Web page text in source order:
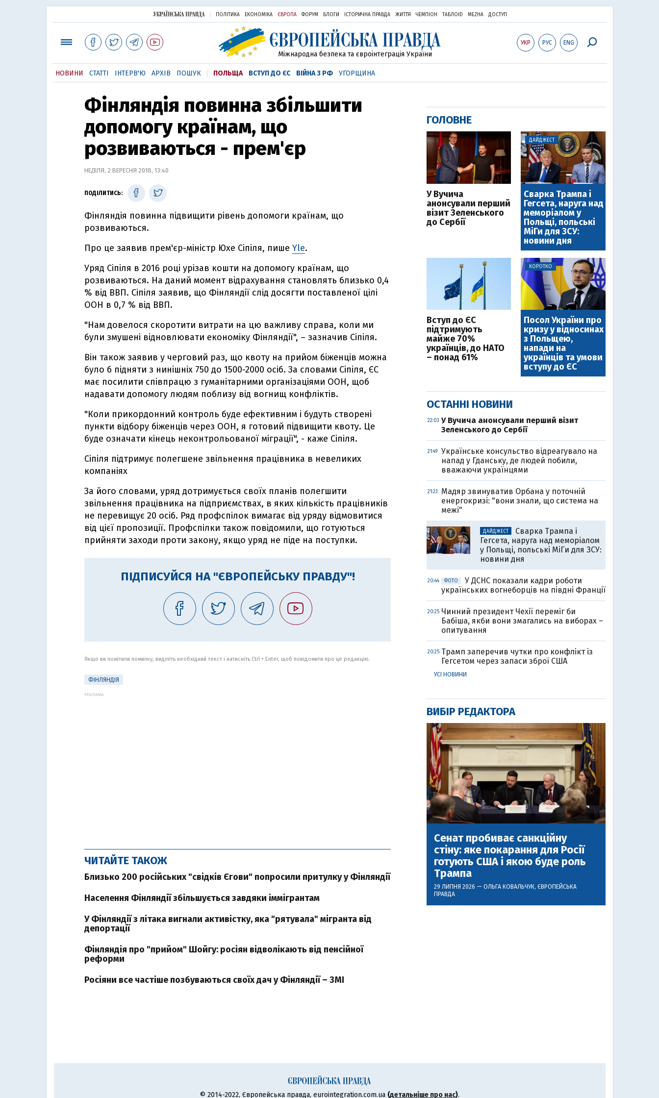
ПОЛІТИКА ЕКОНОМІКА ЄВРОПА ФОРУМ БЛОГИ ІСТОРИЧНА ПРАВДА ЖИТТЯ ЧЕМПІОН ТАБЛОID MEZHA ДОСТУП
УКР РУС ENG
Міжнародна безпека та євроінтеграція України
НОВИНИ СТАТТІ ІНТЕРВ'Ю АРХІВ ПОШУК ПОЛЬЩА ВСТУП ДО ЄС ВІЙНА З РФ УГОРЩИНА
Фінляндія повинна збільшити
допомогу країнам, що
розвиваються - прем'єр
НЕДІЛЯ, 2 ВЕРЕСНЯ 2018, 13:40
ПОДІЛИТИСЬ:
Фінляндія повинна підвищити рівень допомоги країнам, що
розвиваються.
Про це заявив прем'єр-міністр Юхе Сіпіля, пише Yle.
Уряд Сіпіля в 2016 році урізав кошти на допомогу країнам, що
розвиваються. На даний момент відрахування становлять близько 0,4
% від ВВП. Сіпіля заявив, що Фінляндії слід досягти поставленої цілі
ООН в 0,7 % від ВВП.
"Нам довелося скоротити витрати на цю важливу справа, коли ми
були змушені відновлювати економіку Фінляндії", – зазначив Сіпіля.
Він також заявив у черговий раз, що квоту на прийом біженців можна
було б підняти з нинішніх 750 до 1500-2000 осіб. За словами Сіпіля, ЄС
має посилити співпрацю з гуманітарними організаціями ООН, щоб
надавати допомогу людям поблизу від вогнищ конфліктів.
"Коли прикордонний контроль буде ефективним і будуть створені
пункти відбору біженців через ООН, я готовий підвищити квоту. Це
буде означати кінець неконтрольованої міграції", - каже Сіпіля.
Сіпіля підтримує полегшене звільнення працівника в невеликих
компаніях
За його словами, уряд дотримується своїх планів полегшити
звільнення працівника на підприємствах, в яких кількість працівників
не перевищує 20 осіб. Ряд профспілок вимагає від уряду відмовитися
від цієї пропозиції. Профспілки також повідомили, що готуються
прийняти заходи проти закону, якщо уряд не піде на поступки.
ПІДПИСУЙСЯ НА "ЄВРОПЕЙСЬКУ ПРАВДУ"!
Якщо ви помітили помилку, виділіть необхідний текст і натисніть Ctrl + Enter, щоб повідомити про це редакцію.
ФІНЛЯНДІЯ
РЕКЛАМА:
ЧИТАЙТЕ ТАКОЖ
Близько 200 російських "свідків Єгови" попросили притулку у Фінляндії
Населення Фінляндії збільшується завдяки іммігрантам
У Фінляндії з літака вигнали активістку, яка "рятувала" мігранта від
депортації
Фінляндія про "прийом" Шойгу: росіян відволікають від пенсійної
реформи
Росіяни все частіше позбуваються своїх дач у Фінляндії – ЗМІ
ГОЛОВНЕ
У Вучича
анонсували перший
візит Зеленського
до Сербії
ДАЙДЖЕСТ
Сварка Трампа і
Гегсета, наруга над
меморіалом у
Польщі, польські
МіГи для ЗСУ:
новини дня
Вступ до ЄС
підтримують
майже 70%
українців, до НАТО
– понад 61%
КОРОТКО
Посол України про
кризу у відносинах
з Польщею,
напади на
українців та умови
вступу до ЄС
ОСТАННІ НОВИНИ
22:03 У Вучича анонсували перший візит
Зеленського до Сербії
21:49
Українське консульство відреагувало на
напад у Гданську, де людей побили,
вважаючи українцями
21:23
Мадяр звинуватив Орбана у поточній
енергокризі: "вони знали, що система на
межі"
ДАЙДЖЕСТ
Сварка Трампа і
Гегсета, наруга над меморіалом
у Польщі, польські МіГи для ЗСУ:
новини дня
20:44 ФОТО
У ДСНС показали кадри роботи
українських вогнеборців на півдні Франції
20:25 Чинний президент Чехії переміг би
Бабіша, якби вони змагались на виборах –
опитування
20:25 Трамп заперечив чутки про конфлікт із
Гегсетом через запаси зброї США
УСІ НОВИНИ
ВИБІР РЕДАКТОРА
Сенат пробиває санкційну
стіну: яке покарання для Росії
готують США і якою буде роль
Трампа
29 ЛИПНЯ 2026 — ОЛЬГА КОВАЛЬЧУК, ЄВРОПЕЙСЬКА
ПРАВДА
© 2014-2022, Європейська правда, eurointegration.com.ua (детальніше про нас).